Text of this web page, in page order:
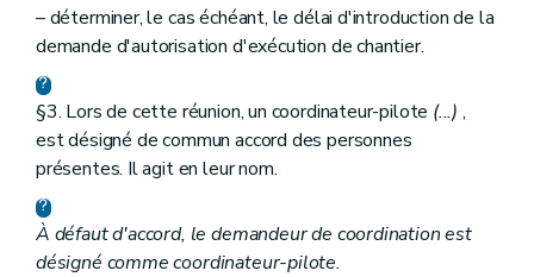
– déterminer, le cas échéant, le délai d'introduction de la
demande d'autorisation d'exécution de chantier.
§3. Lors de cette réunion, un coordinateur-pilote (...) ,
est désigné de commun accord des personnes
présentes. Il agit en leur nom.
À défaut d'accord, le demandeur de coordination est
désigné comme coordinateur-pilote.